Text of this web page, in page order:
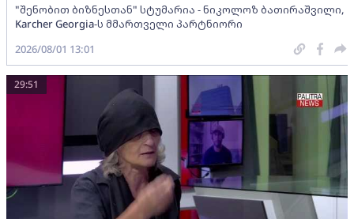
"შენობით ბიზნესთან" სტუმარია - ნიკოლოზ ბათირაშვილი,
Karcher Georgia-ს მმართველი პარტნიორი
2026/08/01 13:01
29:51